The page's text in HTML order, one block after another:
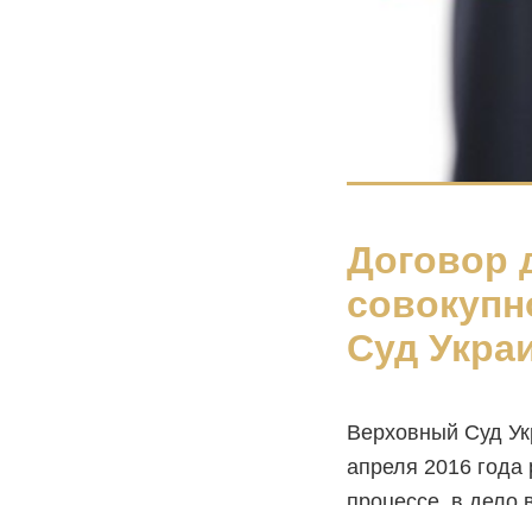
Договор
Суд
Верховный Суд
апреля 2016